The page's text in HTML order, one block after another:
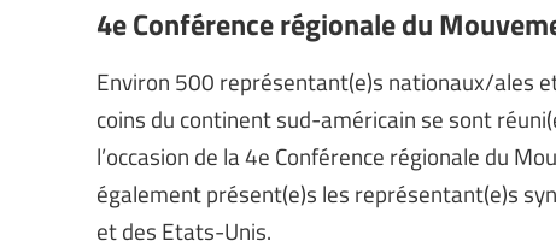
4e Conférence régionale du
Environ 500 représentant(e)s nationaux/ales
coins du continent sud-américain se sont
l’occasion de la 4e Conférence régionale du
également présent(e)s les représentant(e)s
et des Etats-Unis.